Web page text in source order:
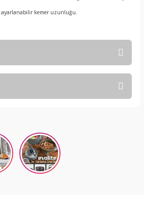
kemer uzunluğu.